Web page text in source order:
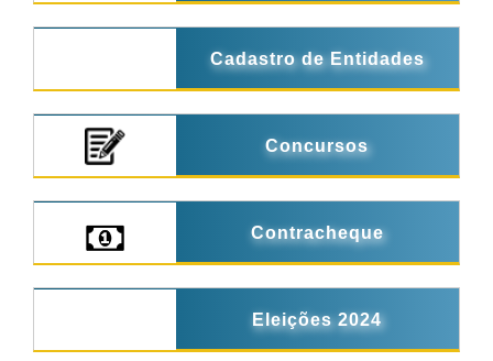
Cadastro de Entidades
Concursos
Contracheque
Eleições 2024